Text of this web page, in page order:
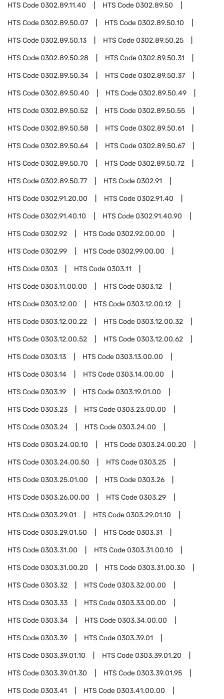
HTS Code0302.89.11.40 HTS Code0302.89.50
HTS Code0302.89.50.07 HTS Code0302.89.50.10
HTS Code0302.89.50.13 HTS Code0302.89.50.25
HTS Code0302.89.50.28 HTS Code0302.89.50.31
HTS Code0302.89.50.34 HTS Code0302.89.50.37
HTS Code0302.89.50.40 HTS Code0302.89.50.49
HTS Code0302.89.50.52 HTS Code0302.89.50.55
HTS Code0302.89.50.58 HTS Code0302.89.50.61
HTS Code0302.89.50.64 HTS Code0302.89.50.67
HTS Code0302.89.50.70 HTS Code0302.89.50.72
HTS Code0302.89.50.77 HTS Code0302.91
HTS Code0302.91.20.00 HTS Code0302.91.40
HTS Code0302.91.40.10 HTS Code0302.91.40.90
HTS Code0302.92 HTS Code0302.92.00.00
HTS Code0302.99 HTS Code0302.99.00.00
HTS Code0303 HTS Code0303.11
HTS Code0303.11.00.00 HTS Code0303.12
HTS Code0303.12.00 HTS Code0303.12.00.12
HTS Code0303.12.00.22 HTS Code0303.12.00.32
HTS Code0303.12.00.52 HTS Code0303.12.00.62
HTS Code0303.13 HTS Code0303.13.00.00
HTS Code0303.14 HTS Code0303.14.00.00
HTS Code0303.19 HTS Code0303.19.01.00
HTS Code0303.23 HTS Code0303.23.00.00
HTS Code0303.24 HTS Code0303.24.00
HTS Code0303.24.00.10 HTS Code0303.24.00.20
HTS Code0303.24.00.50 HTS Code0303.25
HTS Code0303.25.01.00 HTS Code0303.26
HTS Code0303.26.00.00 HTS Code0303.29
HTS Code0303.29.01 HTS Code0303.29.01.10
HTS Code0303.29.01.50 HTS Code0303.31
HTS Code0303.31.00 HTS Code0303.31.00.10
HTS Code0303.31.00.20 HTS Code0303.31.00.30
HTS Code0303.32 HTS Code0303.32.00.00
HTS Code0303.33 HTS Code0303.33.00.00
HTS Code0303.34 HTS Code0303.34.00.00
HTS Code0303.39 HTS Code0303.39.01
HTS Code0303.39.01.10 HTS Code0303.39.01.20
HTS Code0303.39.01.30 HTS Code0303.39.01.95
HTS Code0303.41 HTS Code0303.41.00.00